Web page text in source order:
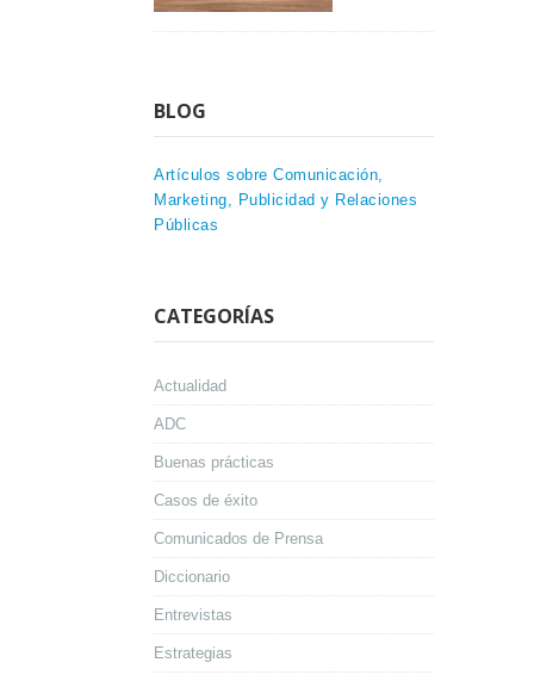
BLOG
Artículos sobre Comunicación,
Marketing, Publicidad y Relaciones
Públicas
CATEGORÍAS
Actualidad
ADC
Buenas prácticas
Casos de éxito
Comunicados de Prensa
Diccionario
Entrevistas
Estrategias